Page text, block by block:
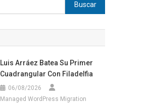
Luis Arráez Batea Su Primer
Cuadrangular Con Filadelfia
06/08/2026
Managed WordPress Migration